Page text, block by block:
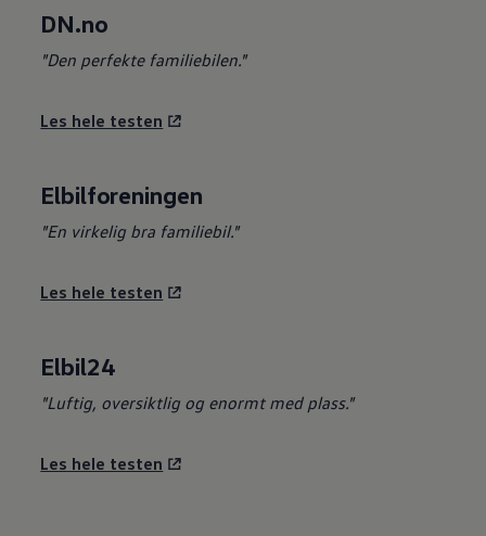
DN.no
"Den perfekte familiebilen."
Les hele testen
Elbilforeningen
"En virkelig bra familiebil."
Les hele testen
Elbil24
"Luftig, oversiktlig og enormt med plass."
Les hele testen